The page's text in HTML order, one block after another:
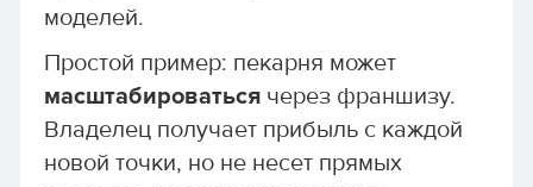
моделей.
Простой пример: пекарня может
масштабироватьсячерез франшизу.
Владелец получает прибыль с каждой
новой точки, но не несет прямых